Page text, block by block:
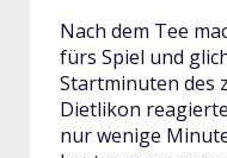
Nach dem Tee
fürs Spiel und
Startminuten des
Dietlikon
nur wenige